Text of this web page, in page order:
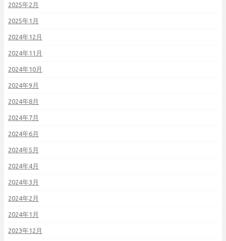
2025年2月
2025年1月
2024年12月
2024年11月
2024年10月
2024年9月
2024年8月
2024年7月
2024年6月
2024年5月
2024年4月
2024年3月
2024年2月
2024年1月
2023年12月